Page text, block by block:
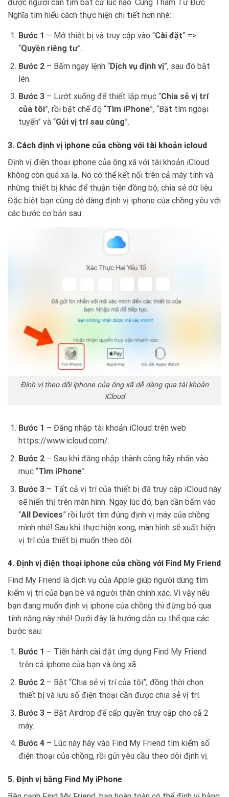
được người cần tìm bất cứ lúc nào. Cùng Thám Tử Đức
Nghĩa tìm hiểu cách thực hiện chi tiết hơn nhé:
Bước 1 – Mở thiết bị và truy cập vào “Cài đặt” =>
“Quyền riêng tư”.
Bước 2– Bấm ngay lệnh “Dịch vụ định vị”, sau đó bật
lên.
Bước 3– Lướt xuống để thiết lập mục “Chia sẻ vị trí
của tôi”, rồi bật chế độ “Tìm iPhone”, “Bật tìm ngoại
tuyến” và “Gửi vị trí sau cùng”.
3. Cách định vị iphone của chồng với tài khoản icloud
Định vị điện thoại iphone của ông xã với tài khoản iCloud
không còn quá xa lạ. Nó có thể kết nối trên cả máy tính và
những thiết bị khác để thuận tiện đồng bộ, chia sẻ dữ liệu.
Đặc biệt bạn cũng dễ dàng định vị iphone của chồng yêu với
các bước cơ bản sau:
Định vị theo dõi iphone của ông xã dễ dàng qua tài khoản
iCloud
Bước 1 – Đăng nhập tài khoản iCloud trên web
https://www.icloud.com/.
Bước 2– Sau khi đăng nhập thành công hãy nhấn vào
mục “Tìm iPhone”.
Bước 3– Tất cả vị trí của thiết bị đã truy cập iCloud này
sẽ hiển thị trên màn hình. Ngay lúc đó, bạn cần bấm vào
“All Devices” rồi lướt tìm đúng định vị máy của chồng
mình nhé! Sau khi thực hiện xong, màn hình sẽ xuất hiện
vị trí của thiết bị muốn theo dõi.
4. Định vị điện thoại iphone của chồng với Find My Friend
Find My Friend là dịch vụ của Apple giúp người dùng tìm
kiếm vị trí của bạn bè và người thân chính xác. Vì vậy nếu
bạn đang muốn định vị iphone của chồng thì đừng bỏ qua
tính năng này nhé! Dưới đây là hướng dẫn cụ thể qua các
bước sau:
Bước 1 – Tiến hành cài đặt ứng dụng Find My Friend
trên cả iphone của bạn và ông xã.
Bước 2– Bật “Chia sẻ vị trí của tôi”, đồng thời chọn
thiết bị và lưu số điện thoại cần được chia sẻ vị trí.
Bước 3– Bật Airdrop để cấp quyền truy cập cho cả 2
máy.
Bước 4– Lúc này hãy vào Find My Friend tìm kiếm số
điện thoại của chồng, rồi gửi yêu cầu theo dõi định vị.
5. Định vị bằng Find My iPhone